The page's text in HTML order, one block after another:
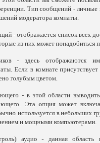
Тип сообщений - личные
модератора комнаты.
- отображается список всех
из них может понадобиться
- здесь отображаются
Если в комнате
голубым цветом.
- в этой области
Эта опция может
используется в небольших
и мощными компьютерами.
аудио - данная область